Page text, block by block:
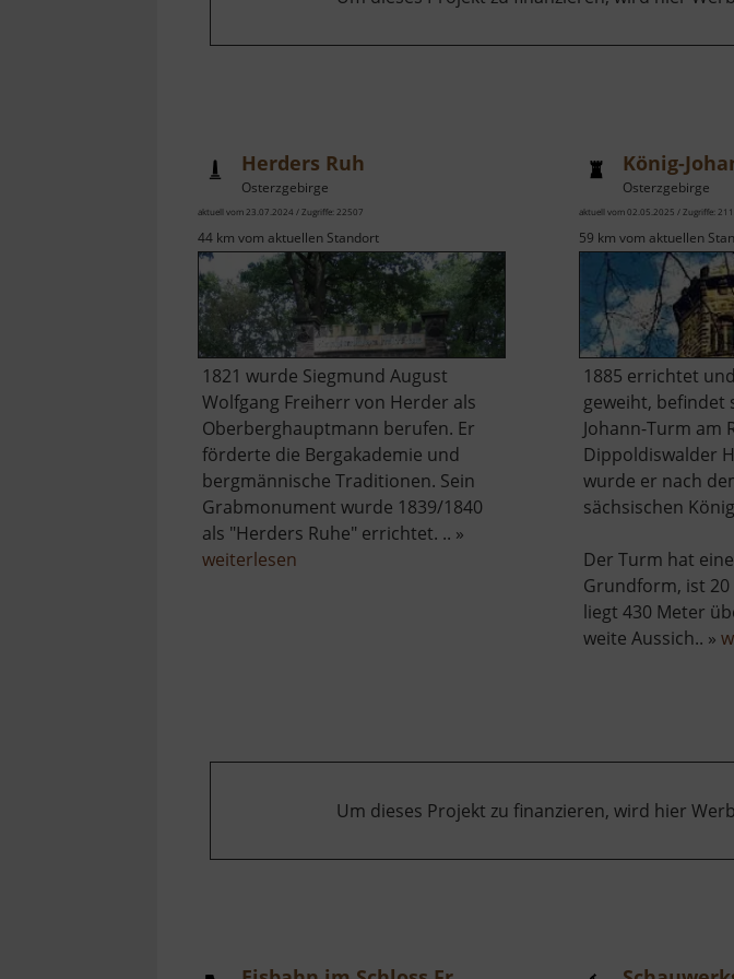
Herders Ruh
Osterzgebirge
aktuell vom 23.07.2024 / Zugriffe: 22507
44 km vom aktuellen Standort
1821 wurde Siegmund August
Wolfgang Freiherr von Herder als
Oberberghauptmann berufen. Er
förderte die Bergakademie und
bergmännische Traditionen. Sein
Grabmonument wurde 1839/1840
als "Herders Ruhe" errichtet. .. »
weiterlesen
König-
Osterzgebirge
aktuell vom 02.05.2025 / Zugriffe:
59 km vom aktuellen
1885 errichtet
geweiht, befindet
Johann-Turm am
Dippoldiswalder
wurde er nach
sächsischen
Der Turm hat
Grundform, ist
liegt 430 Meter
weite Aussich.. »
Um dieses Projekt zu finanzieren, wird hier